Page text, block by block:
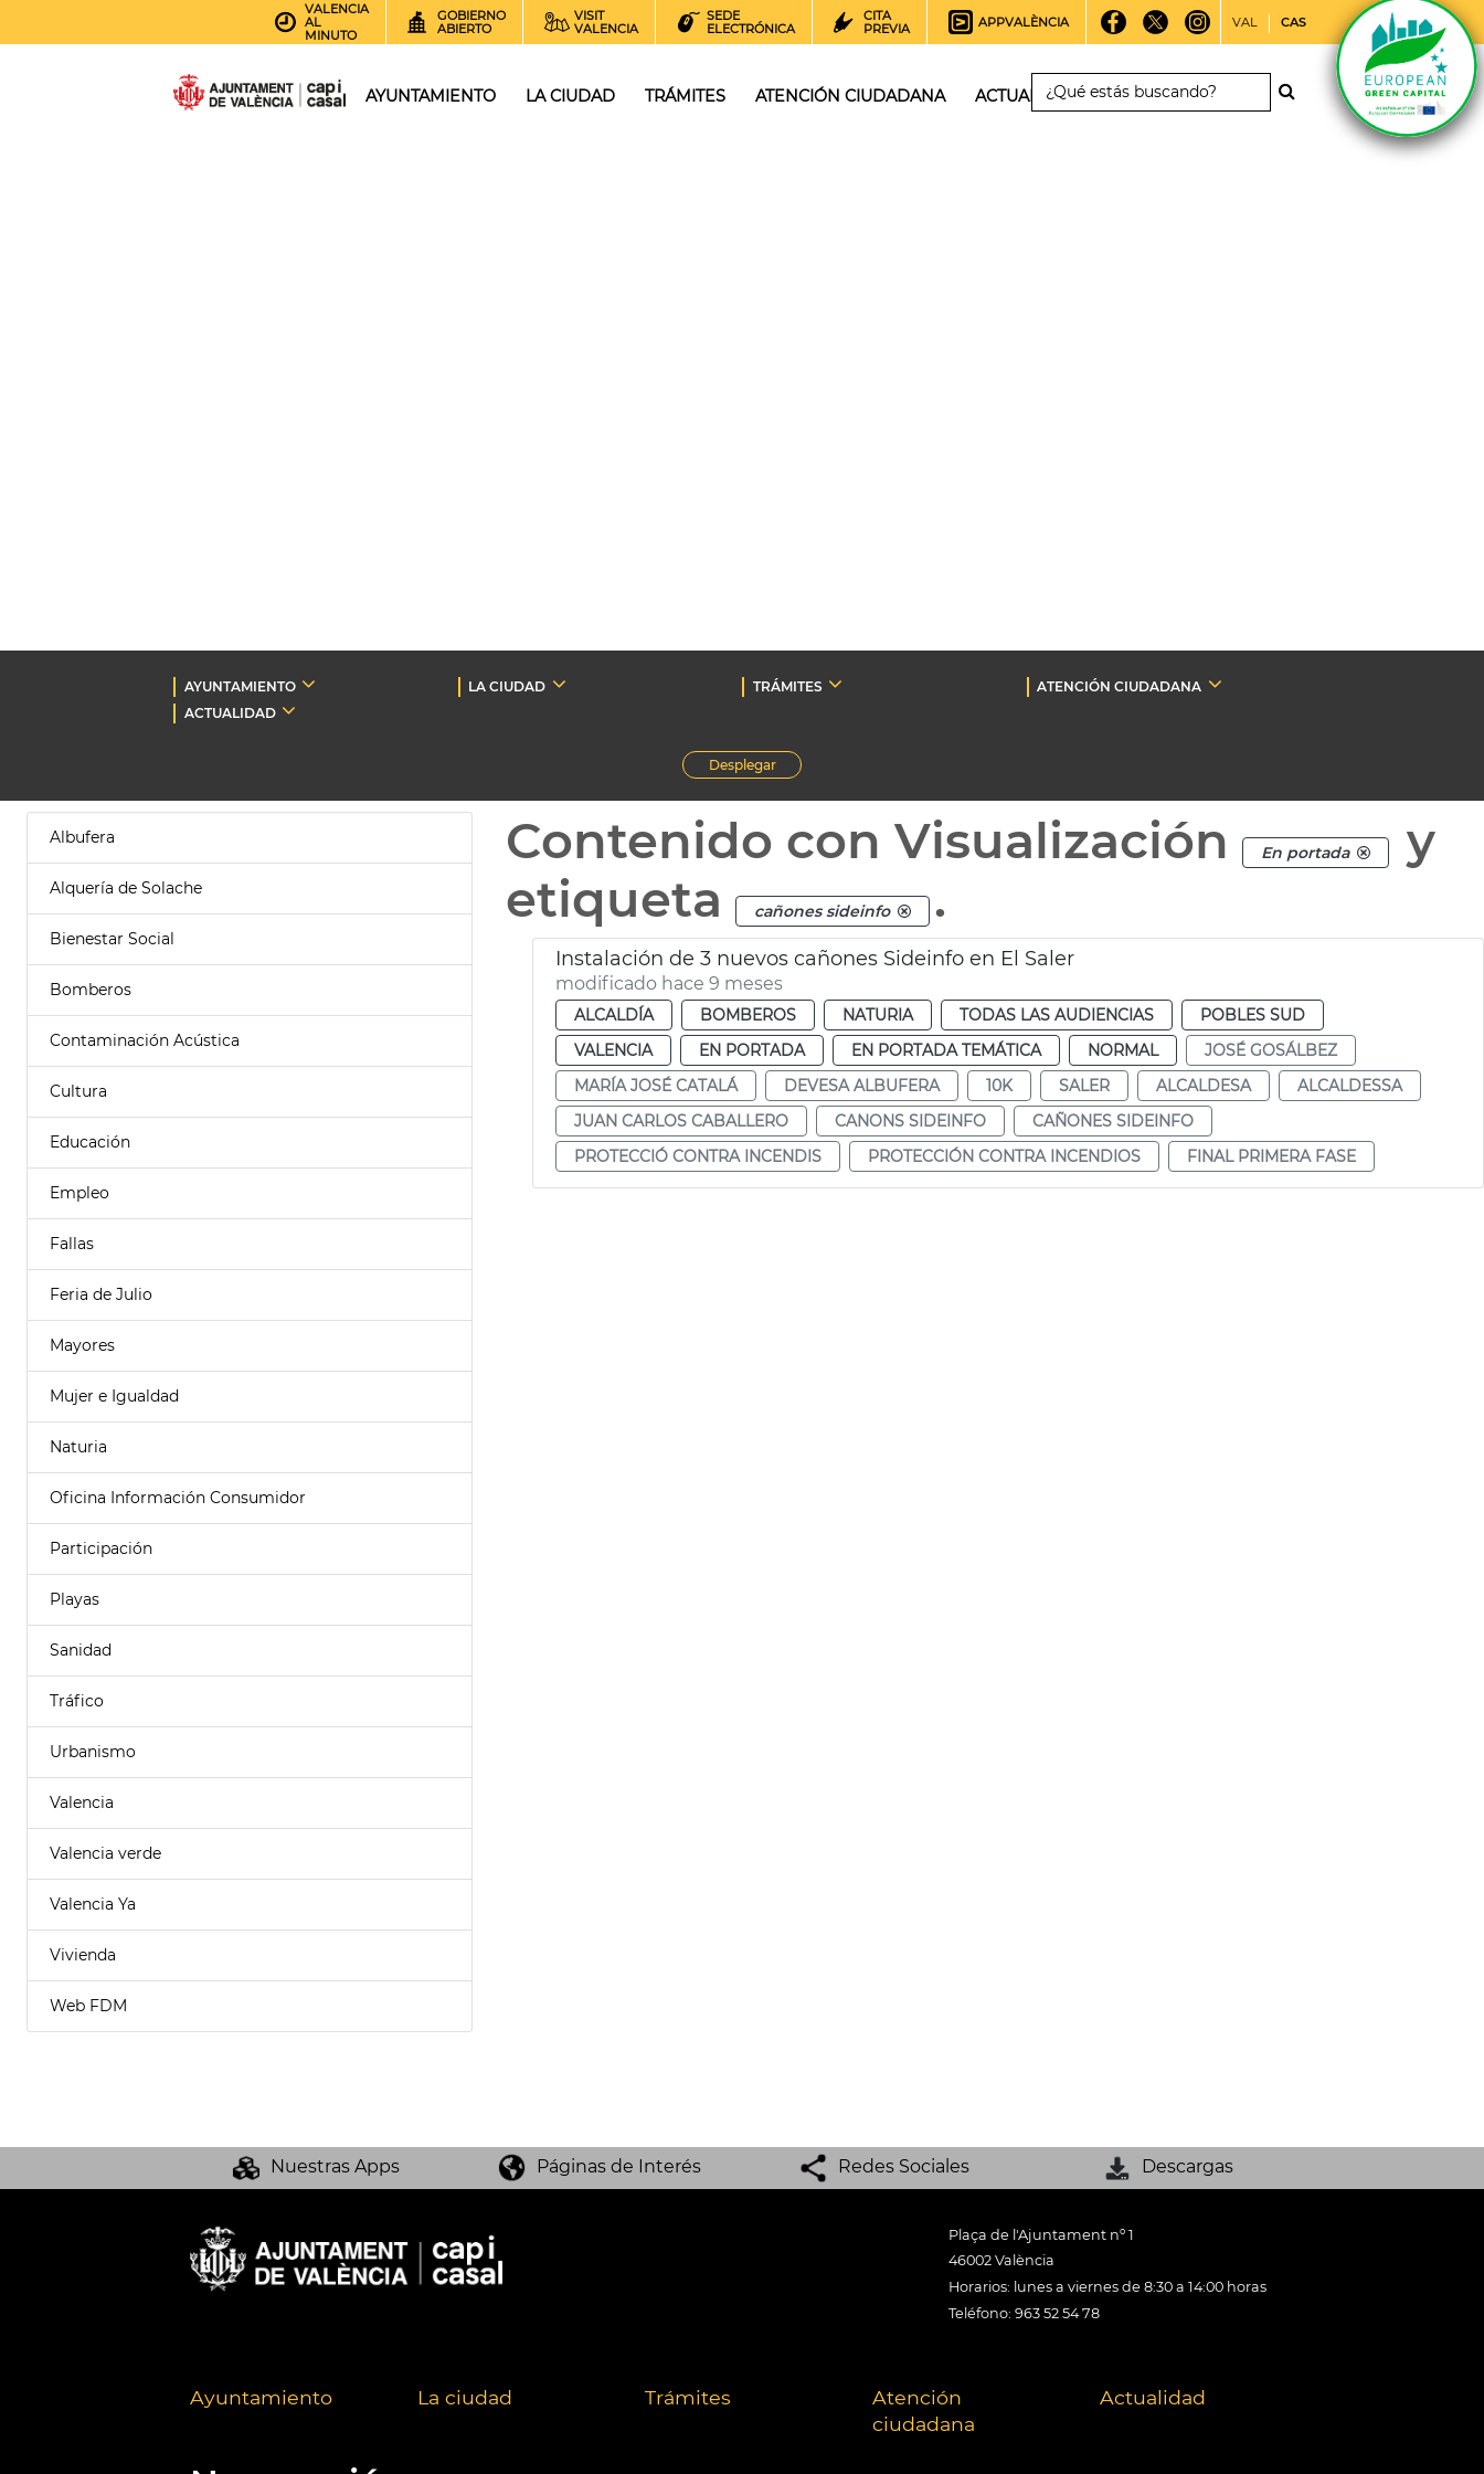
VALENCIA
AL
MINUTO
GOBIERNO
ABIERTO
VISIT
VALENCIA
SEDE
ELECTRÓNICA
CITA
PREVIA
APPVALÈNCIA VAL CAS
AYUNTAMIENTO LA CIUDAD TRÁMITES ATENCIÓN CIUDADANA ACTUALIDAD
AYUNTAMIENTO LA CIUDAD TRÁMITES
ATENCIÓN CIUDADANA
ACTUALIDAD
Desplegar
Albufera
Alquería de Solache
Bienestar Social
Bomberos
Contaminación Acústica
Cultura
Educación
Empleo
Fallas
Feria de Julio
Mayores
Mujer e Igualdad
Naturia
Oficina Información Consumidor
Participación
Playas
Sanidad
Tráfico
Urbanismo
Valencia
Valencia verde
Valencia Ya
Vivienda
Web FDM
Contenido con Visualización En portada
y
etiqueta
cañones sideinfo .
Instalación de 3 nuevos cañones Sideinfo en El Saler
modificado hace 9 meses
ALCALDÍA BOMBEROS NATURIA TODAS LAS AUDIENCIAS
POBLES SUD
VALENCIA
EN PORTADA EN PORTADA TEMÁTICA NORMAL
JOSÉ GOSÁLBEZ
MARÍA JOSÉ CATALÁ
DEVESA ALBUFERA 10K SALER ALCALDESA
ALCALDESSA
JUAN CARLOS CABALLERO
CANONS SIDEINFO
CAÑONES SIDEINFO
PROTECCIÓ CONTRA INCENDIS
PROTECCIÓN CONTRA INCENDIOS FINAL PRIMERA FASE
Nuestras Apps Páginas de Interés Redes Sociales Descargas
Plaça de l'Ajuntament nº 1
46002 València
Horarios: lunes a viernes de 8:30 a 14:00 horas
Teléfono: 963 52 54 78
Ayuntamiento La ciudad Trámites
Atención
ciudadana
Actualidad